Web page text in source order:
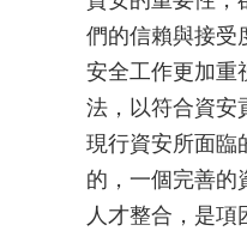
們的信賴與接受
安全工作更加重
法，以符合資安
現行資安所面臨
的，一個完善的
人才整合，是